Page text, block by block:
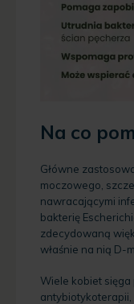
Na co
Główne
moczowego,
nawracającymi
bakterię
zdecydowaną
właśnie na nią D-
Wiele kobiet sięga